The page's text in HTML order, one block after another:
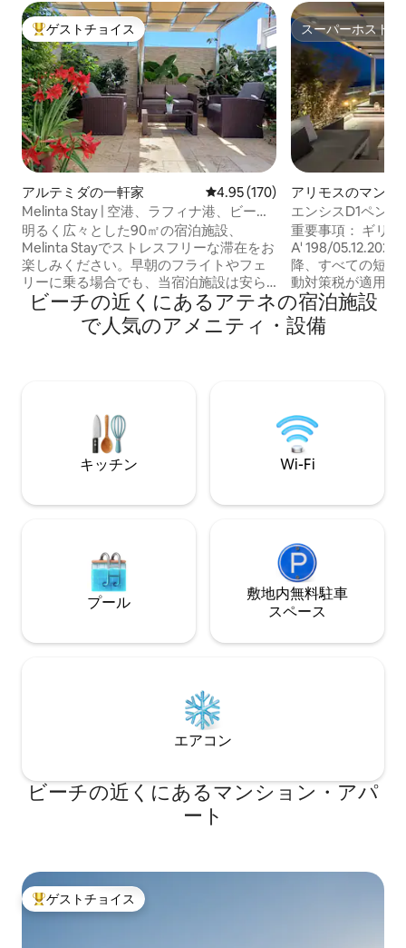
大好評のゲストチョイスです。
ゲストチョイス
アルテミダの一軒家 レビュー170件、5つ星中4.95つ
4.95 (170)
Melinta Stay | 空港、ラフィナ港、ビーチ
の近く
明るく広々とした90㎡の宿泊施設、
Melinta Stayでストレスフリーな滞在をお
楽しみください。早朝のフライトやフェ
リーに乗る場合でも、当宿泊施設は安ら
ぎとアクセシビリティの完璧なバランス
を提供します。 📍戦略的なロケーショ
ン： ✈️アテネ国際空港（ATH）から15分
アテネ市内中心部とアクロポリスから35
分 🛍️地元のタヴェルナやスーパーまで徒
スーパーホスト
スーパーホスト
アリモスのマンシ
パート
エンシスD1ペン
重要事項： ギリ
A' 198/05.12.2024
降、すべての短期
動対策税が適用さ
時に以下の金額を
（カードまたは現
～ 7月～ 8月～ 9
に含まれます）
ビーチの近くにあるアテネの宿泊施設
で人気のアメニティ・設備
キッチン Wi-Fi
プール
敷地内無料駐⁠車
ス⁠ペ⁠ー⁠ス
エアコン
ビーチの近くにあるマンション・アパ
ート
大好評のゲストチョイスです。
ゲストチョイス